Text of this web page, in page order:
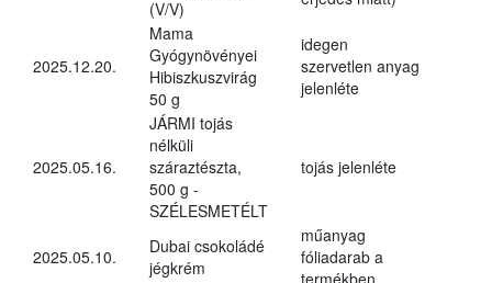
(V/V)
2025.12.20.
Mama
Gyógynövényei
Hibiszkuszvirág
50 g
idegen
szervetlen anyag
jelenléte
2025.05.16.
JÁRMI tojás
nélküli
száraztészta,
500 g -
SZÉLESMETÉLT
tojás jelenléte
2025.05.10.
Dubai csokoládé
jégkrém
műanyag
fóliadarab a